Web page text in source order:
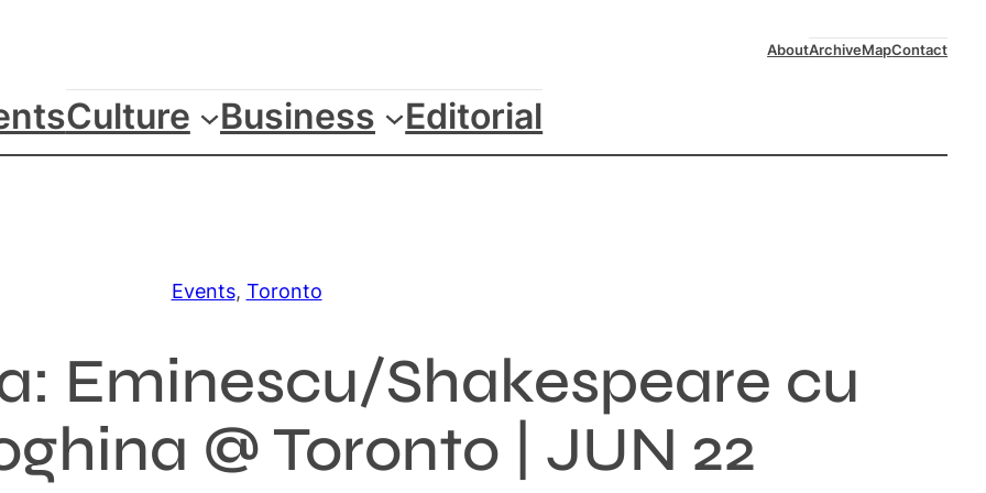
AboutArchiveMapContact
Culture Business Editorial
Events, Toronto
Eminescu/Shakespeare cu
@ Toronto | JUN 22